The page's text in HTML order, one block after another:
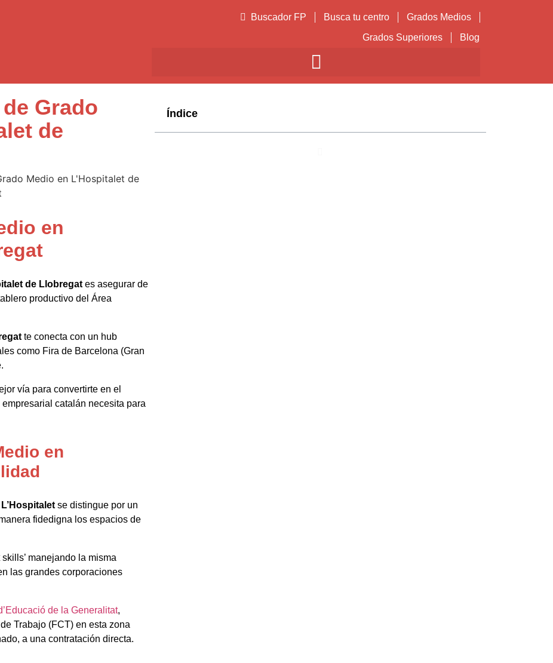
Buscador FP Busca tu centro
Grados Medios
Grados Superiores
Blog
Grado
de
en
de Llobregat es asegurar de
productivo del Área
te conecta con un hub
como Fira de Barcelona (Gran
vía para convertirte en el
catalán necesita para
en
se distingue por un
fidedigna los espacios de
manejando la misma
las grandes corporaciones
de la Generalitat,
Trabajo (FCT) en esta zona
a una contratación directa.
Índice